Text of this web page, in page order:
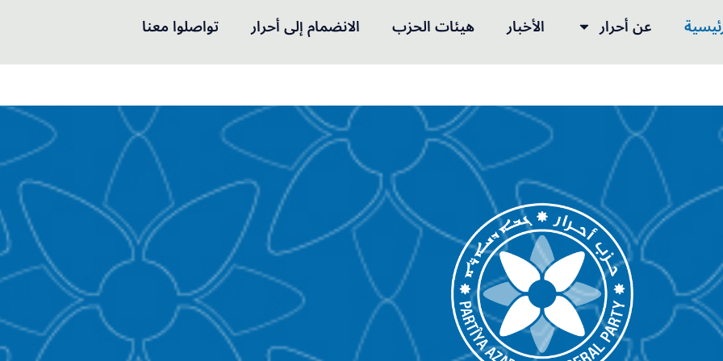
عن أحرار الأخبار هيئات الحزب الانضمام إلى أحرار تواصلوا معنا